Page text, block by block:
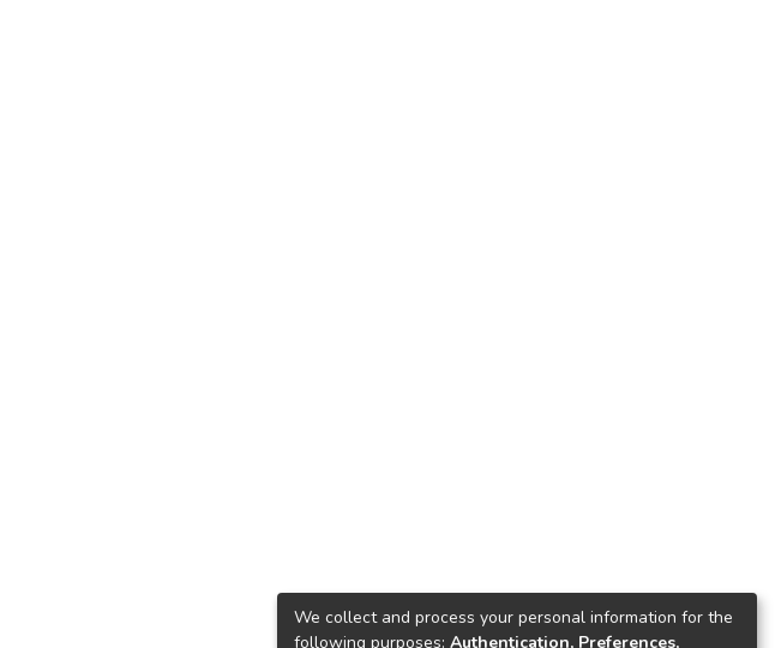
We collect and process your personal information for the
following purposes: Authentication, Preferences,